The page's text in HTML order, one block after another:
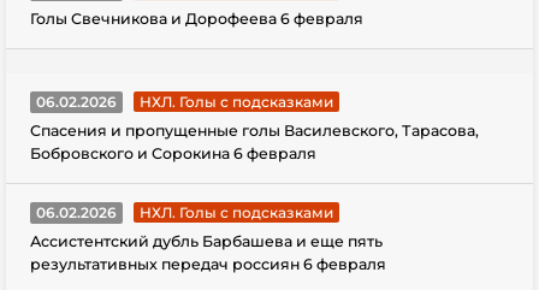
Голы Свечникова и Дорофеева 6 февраля
06.02.2026
НХЛ. Голы с подсказками
Спасения и пропущенные голы Василевского, Тарасова,
Бобровского и Сорокина 6 февраля
06.02.2026
НХЛ. Голы с подсказками
Ассистентский дубль Барбашева и еще пять
результативных передач россиян 6 февраля